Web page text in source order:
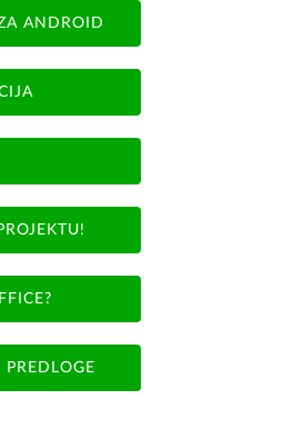
ANDROID